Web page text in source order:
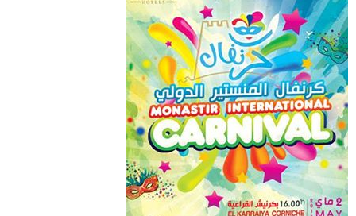
دار الشـرع - مقر الجمعية
موقع الجمعية
المكتبـــة
الدراســات
أعضــاء الهيئة المديرة
الهيئة الحالية
الهيئاة السابقة
قائمة رؤساء الجمعية